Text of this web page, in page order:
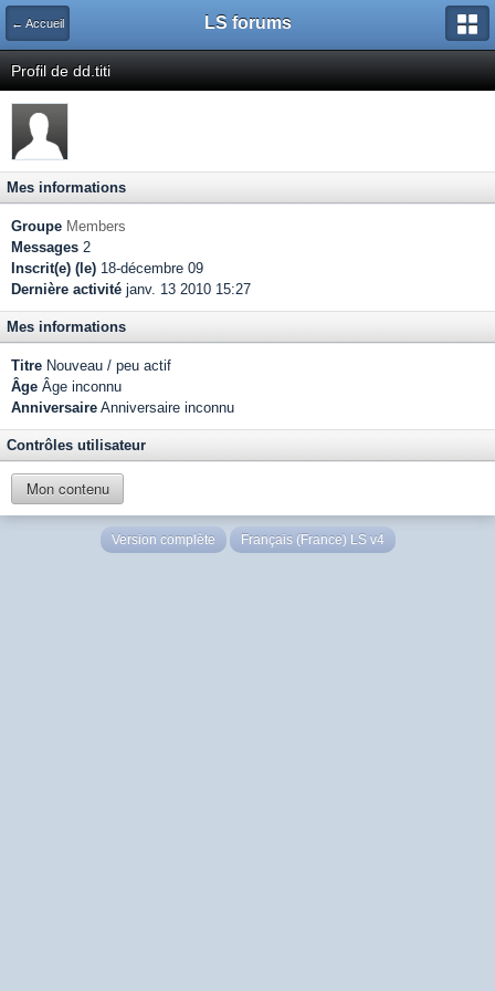
← Accueil LS forums
Profil de dd.titi
Mes informations
Groupe Members
Messages 2
Inscrit(e) (le) 18-décembre 09
Dernière activité janv. 13 2010 15:27
Mes informations
Titre Nouveau / peu actif
Âge Âge inconnu
Anniversaire Anniversaire inconnu
Contrôles utilisateur
Mon contenu
Version complète Français (France) LS v4